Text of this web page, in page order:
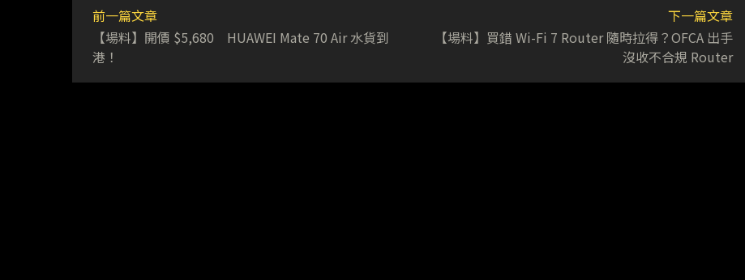
前一篇文章
【場料】開價 $5,680 HUAWEI Mate 70 Air 水貨到
港！
下一篇文章
【場料】買錯 Wi-Fi 7 Router 隨時拉得？OFCA 出手
沒收不合規 Router